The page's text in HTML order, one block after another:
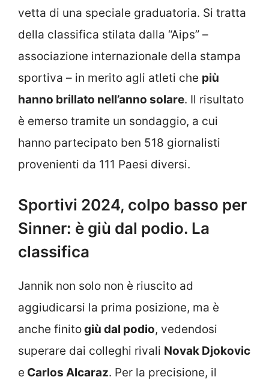
vetta di una speciale graduatoria. Si tratta
della classifica stilata dalla “Aips” –
associazione internazionale della stampa
sportiva – in merito agli atleti che più
hanno brillato nell’anno solare. Il risultato
è emerso tramite un sondaggio, a cui
hanno partecipato ben 518 giornalisti
provenienti da 111 Paesi diversi.
Sportivi 2024, colpo basso per
Sinner: è giù dal podio. La
classifica
Jannik non solo non è riuscito ad
aggiudicarsi la prima posizione, ma è
anche finitogiù dal podio, vedendosi
superare dai colleghi rivali Novak Djokovic
e Carlos Alcaraz. Per la precisione, il